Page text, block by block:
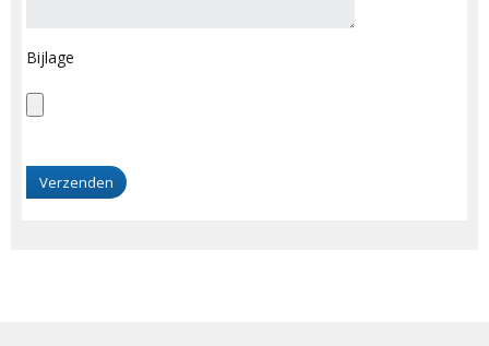
Bijlage